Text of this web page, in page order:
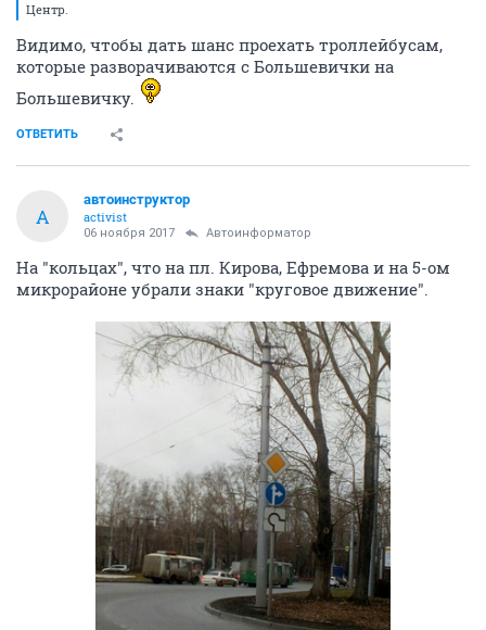
Центр.
Видимо, чтобы дать шанс проехать троллейбусам,
которые разворачиваются с Большевички на
Большевичку.
ОТВЕТИТЬ
А
автоинструктор
activist
06 ноября 2017 Автоинформатор
На "кольцах", что на пл. Кирова, Ефремова и на 5-ом
микрорайоне убрали знаки "круговое движение".